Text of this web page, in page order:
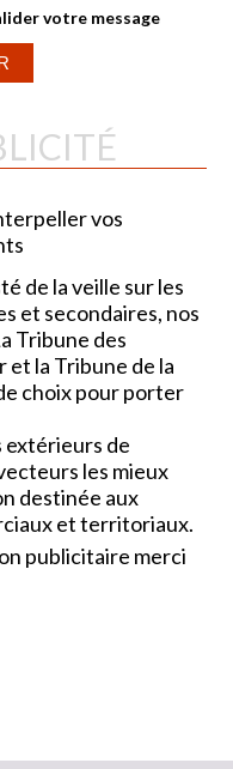
votre message
vos
de la veille sur les
et secondaires, nos
Tribune des
la Tribune de la
choix pour porter
extérieurs de
les mieux
destinée aux
et territoriaux.
publicitaire merci